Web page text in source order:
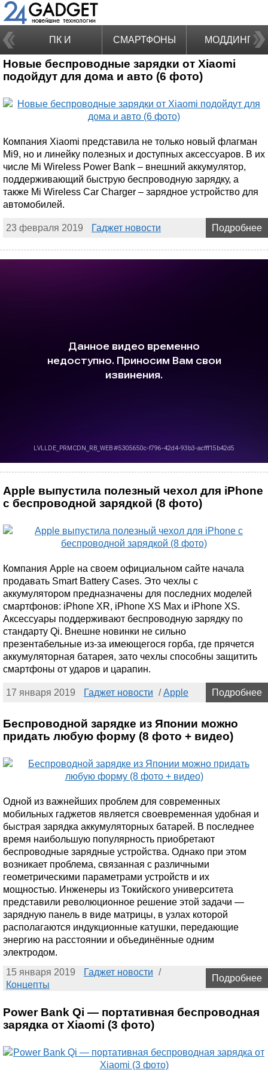
ПК И
НОУТБУКИ
СМАРТФОНЫ МОДДИНГ
Новые беспроводные зарядки от Xiaomi
подойдут для дома и авто (6 фото)
Компания Xiaomi представила не только новый флагман
Mi9, но и линейку полезных и доступных аксессуаров. В их
числе Mi Wireless Power Bank – внешний аккумулятор,
поддерживающий быструю беспроводную зарядку, а
также Mi Wireless Car Charger – зарядное устройство для
автомобилей.
23 февраля 2019 Гаджет новости Подробнее
Apple выпустила полезный чехол для iPhone
с беспроводной зарядкой (8 фото)
Компания Apple на своем официальном сайте начала
продавать Smart Battery Cases. Это чехлы с
аккумулятором предназначены для последних моделей
смартфонов: iPhone XR, iPhone XS Max и iPhone XS.
Аксессуары поддерживают беспроводную зарядку по
стандарту Qi. Внешне новинки не сильно
презентабельные из-за имеющегося горба, где прячется
аккумуляторная батарея, зато чехлы способны защитить
смартфоны от ударов и царапин.
17 января 2019 Гаджет новости /Apple Подробнее
Беспроводной зарядке из Японии можно
придать любую форму (8 фото + видео)
Одной из важнейших проблем для современных
мобильных гаджетов является своевременная удобная и
быстрая зарядка аккумуляторных батарей. В последнее
время наибольшую популярность приобретают
беспроводные зарядные устройства. Однако при этом
возникает проблема, связанная с различными
геометрическими параметрами устройств и их
мощностью. Инженеры из Токийского университета
представили революционное решение этой задачи —
зарядную панель в виде матрицы, в узлах которой
располагаются индукционные катушки, передающие
энергию на расстоянии и объединённые одним
электродом.
15 января 2019
Гаджет новости /
Концепты
Подробнее
Power Bank Qi — портативная беспроводная
зарядка от Xiaomi (3 фото)